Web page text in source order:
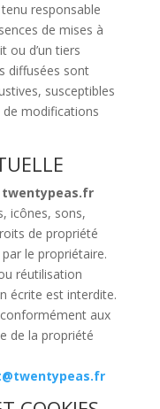
responsable
de mises à
ou d’un tiers
diffusées sont
susceptibles
de modifications
twentypeas.fr
icônes, sons,
de propriété
le propriétaire.
réutilisation
écrite est interdite.
aux
de la propriété